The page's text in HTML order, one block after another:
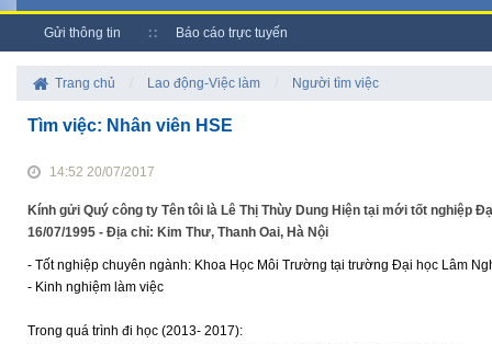
Gửi thông tin Báo cáo trực tuyến
Trang chủ Lao động-Việc làm Người tìm việc
Tìm việc: Nhân viên HSE
14:52 20/07/2017
Kính gửi Quý công ty Tên tôi là Lê Thị Thùy Dung Hiện tại mới tốt nghiệp
16/07/1995 - Địa chỉ: Kim Thư, Thanh Oai, Hà Nội
- Tốt nghiệp chuyên ngành: Khoa Học Môi Trường tại trường Đại học Lâm
- Kinh nghiệm làm việc
Trong quá trình đi học (2013- 2017):